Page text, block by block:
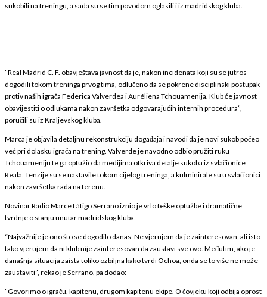
sukobili na treningu, a sada su se tim povodom oglasili i iz madridskog kluba.
“Real Madrid C. F. obavještava javnost da je, nakon incidenata koji su se jutros
dogodili tokom treninga prvog tima, odlučeno da se pokrene disciplinski postupak
protiv naših igrača Federica Valverdea i Auréliena Tchouamenija. Klub će javnost
obavijestiti o odlukama nakon završetka odgovarajućih internih procedura”,
poručili su iz Kraljevskog kluba.
Marca je objavila detaljnu rekonstrukciju događaja i navodi da je novi sukob počeo
već pri dolasku igrača na trening. Valverde je navodno odbio pružiti ruku
Tchouameniju te ga optužio da medijima otkriva detalje sukoba iz svlačionice
Reala. Tenzije su se nastavile tokom cijelog treninga, a kulminirale su u svlačionici
nakon završetka rada na terenu.
Novinar Radio Marce Látigo Serrano iznio je vrlo teške optužbe i dramatične
tvrdnje o stanju unutar madridskog kluba.
“Najvažnije je ono što se dogodilo danas. Ne vjerujem da je zainteresovan, ali isto
tako vjerujem da ni klub nije zainteresovan da zaustavi sve ovo. Međutim, ako je
današnja situacija zaista toliko ozbiljna kako tvrdi Ochoa, onda se to više ne može
zaustaviti”, rekao je Serrano, pa dodao:
“Govorimo o igraču, kapitenu, drugom kapitenu ekipe. O čovjeku koji odbija oprost